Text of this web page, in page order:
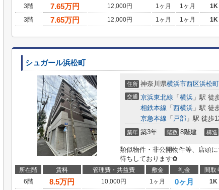
3階
7.65万円 12,000円 1ヶ月 1ヶ月 1K
3階
7.65万円 12,000円 1ヶ月 1ヶ月 1K
シュガール浜松町
住所 神奈川県横浜市西区浜松町
交通 京浜東北線 「 横浜 」駅 徒
相鉄本線 「 西横浜 」駅 徒
京急本線 「 戸部 」駅 徒歩
築年 築3年 階数 8階建 構造
類似物件・非公開物件等、店頭
待ちしております✿
所在階 賃料 管理費・共益費 敷金 礼金 間取
6階
8.5万円 10,000円 1ヶ月 0ヶ月 1K